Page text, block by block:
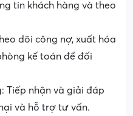
tin khách hàng và theo
dõi công nợ, xuất hóa
kế toán để đối
Tiếp nhận và giải đáp
và hỗ trợ tư vấn.